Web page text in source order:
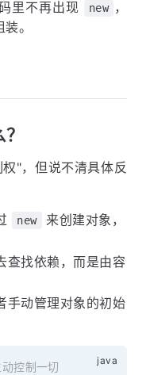
里不再出现
new ，
。
"，但说不清具体反
new
来创建对象，
查找依赖，而是由容
手动管理对象的初始
控制一切